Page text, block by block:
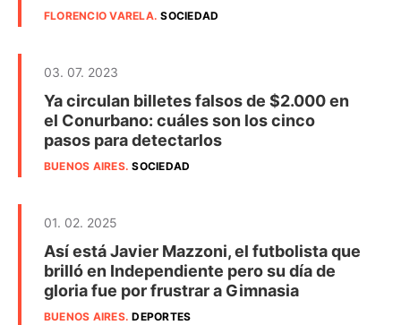
FLORENCIO VARELA.SOCIEDAD
03. 07. 2023
Ya circulan billetes falsos de $2.000 en
el Conurbano: cuáles son los cinco
pasos para detectarlos
BUENOS AIRES.SOCIEDAD
01. 02. 2025
Así está Javier Mazzoni, el futbolista que
brilló en Independiente pero su día de
gloria fue por frustrar a Gimnasia
BUENOS AIRES.DEPORTES